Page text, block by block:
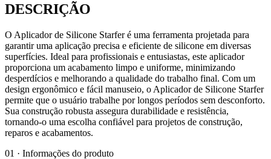
DESCRIÇÃO
O Aplicador de Silicone Starfer é uma ferramenta projetada para
garantir uma aplicação precisa e eficiente de silicone em diversas
superfícies. Ideal para profissionais e entusiastas, este aplicador
proporciona um acabamento limpo e uniforme, minimizando
desperdícios e melhorando a qualidade do trabalho final. Com um
design ergonômico e fácil manuseio, o Aplicador de Silicone Starfer
permite que o usuário trabalhe por longos períodos sem desconforto.
Sua construção robusta assegura durabilidade e resistência,
tornando-o uma escolha confiável para projetos de construção,
reparos e acabamentos.
01 · Informações do produto